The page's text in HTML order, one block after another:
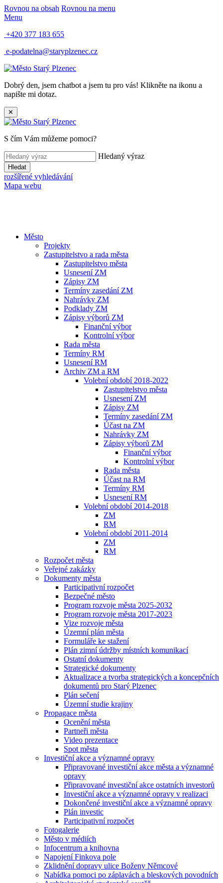
Rovnou na obsah Rovnou na menu
Menu
+420 377 183 655
e-podatelna@staryplzenec.cz
Dobrý den, jsem chatbot a jsem tu pro vás! Klikněte na ikonu a
napište mi dotaz.
✕
S čím Vám můžeme pomoci?
Hledaný výraz
Hledat
rozšířené vyhledávání
Mapa webu
Město
Projekty
Zastupitelstvo a rada města
Zastupitelstvo města
Usnesení ZM
Zápisy ZM
Termíny zasedání ZM
Nahrávky ZM
Podklady ZM
Zápisy výborů ZM
Finanční výbor
Kontrolní výbor
Rada města
Termíny RM
Usnesení RM
Archiv ZM a RM
Volební období 2018-2022
Zastupitelstvo města
Usnesení ZM
Zápisy ZM
Termíny zasedání ZM
Účast na ZM
Nahrávky ZM
Zápisy výborů ZM
Finanční výbor
Kontrolní výbor
Rada města
Účast na RM
Termíny RM
Usnesení RM
Volební období 2014-2018
ZM
RM
Volební období 2011-2014
ZM
RM
Rozpočet města
Veřejné zakázky
Dokumenty města
Participativní rozpočet
Bezpečné město
Program rozvoje města 2025-2032
Program rozvoje města 2017-2023
Vize rozvoje města
Územní plán města
Formuláře ke stažení
Plán zimní údržby místních komunikací
Ostatní dokumenty
Strategické dokumenty
Aktualizace a tvorba strategických a koncepčních
dokumentů pro Starý Plzenec
Plán sečení
Územní studie krajiny
Propagace města
Ocenění města
Partneři města
Video prezentace
Spot města
Investiční akce a významné opravy
Připravované investiční akce města a významné
opravy
Připravované investiční akce ostatních investorů
Investiční akce a významné opravy v realizaci
Dokončené investiční akce a významné opravy
Plán investic
Participativní rozpočet
Fotogalerie
Město v médiích
Infocentrum a knihovna
Napojení Finkova pole
Zklidnění dopravy ulice Boženy Němcové
Nabídka pomoci po záplavách a bleskových povodních